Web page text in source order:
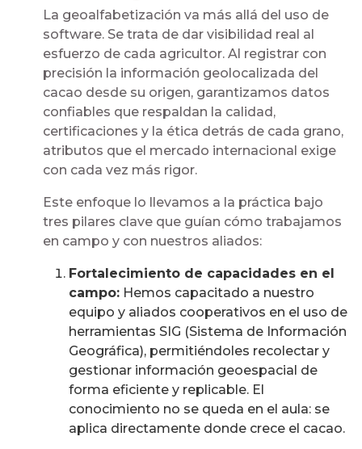
La geoalfabetización va más allá del uso de
software. Se trata de dar visibilidad real al
esfuerzo de cada agricultor. Al registrar con
precisión la información geolocalizada del
cacao desde su origen, garantizamos datos
confiables que respaldan la calidad,
certificaciones y la ética detrás de cada grano,
atributos que el mercado internacional exige
con cada vez más rigor.
Este enfoque lo llevamos a la práctica bajo
tres pilares clave que guían cómo trabajamos
en campo y con nuestros aliados:
Fortalecimiento de capacidades en el
campo: Hemos capacitado a nuestro
equipo y aliados cooperativos en el uso de
herramientas SIG (Sistema de Información
Geográfica), permitiéndoles recolectar y
gestionar información geoespacial de
forma eficiente y replicable. El
conocimiento no se queda en el aula: se
aplica directamente donde crece el cacao.